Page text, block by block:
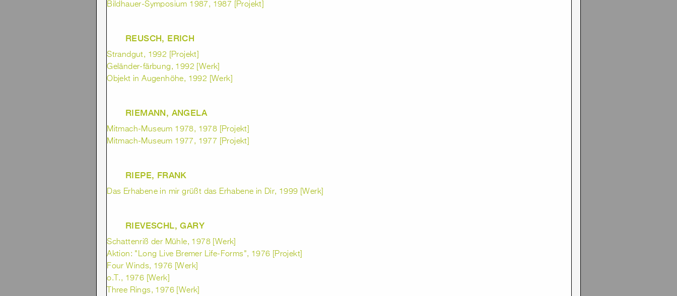
Bildhauer-Symposium 1987, 1987 [Projekt]
REUSCH, ERICH
Strandgut, 1992 [Projekt]
Geländer-färbung, 1992 [Werk]
Objekt in Augenhöhe, 1992 [Werk]
RIEMANN, ANGELA
Mitmach-Museum 1978, 1978 [Projekt]
Mitmach-Museum 1977, 1977 [Projekt]
RIEPE, FRANK
Das Erhabene in mir grüßt das Erhabene in Dir, 1999 [Werk]
RIEVESCHL, GARY
Schattenriß der Mühle, 1978 [Werk]
Aktion: "Long Live Bremer Life-Forms", 1976 [Projekt]
Four Winds, 1976 [Werk]
o.T., 1976 [Werk]
Three Rings, 1976 [Werk]